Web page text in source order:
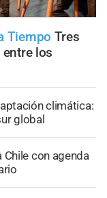
Tiempo Tres
los
climática:
global
Chile con agenda